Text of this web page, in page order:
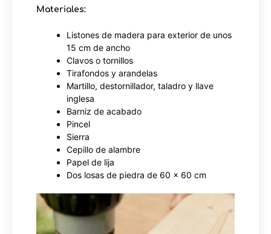
Materiales:
Listones de madera para exterior de unos
15 cm de ancho
Clavos o tornillos
Tirafondos y arandelas
Martillo, destornillador, taladro y llave
inglesa
Barniz de acabado
Pincel
Sierra
Cepillo de alambre
Papel de lija
Dos losas de piedra de 60 x 60 cm